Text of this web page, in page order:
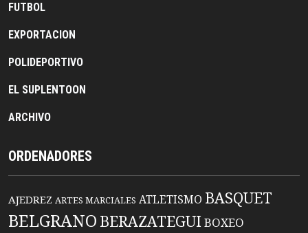
FUTBOL
EXPORTACION
POLIDEPORTIVO
EL SUPLENTOON
ARCHIVO
ORDENADORES
AJEDREZ ARTES MARCIALES ATLETISMO BASQUET
BELGRANO BERAZATEGUIBOXEO